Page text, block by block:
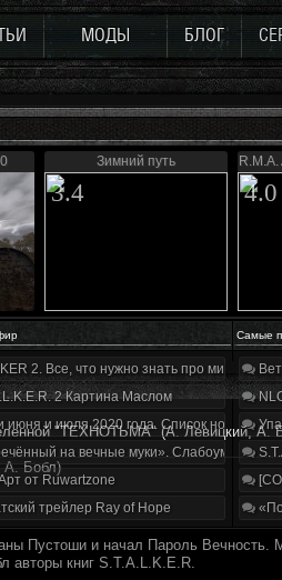
МОДЫ БЛОГ
Зимний путь
3.4 4.0
Самые
2. Все, что нужно знать про мир,
2 Картина Маслом
июня и июля 2020 года. Список
на вечные муки». Слабоумие и
от Ruwartzone
трейлер Ray of Hope
"ТЕХНОТЬМА" (А. Левицкий, А.
А. Бобл)
Пустоши и начал Пароль Вечность.
авторы книг S.T.A.L.K.E.R.